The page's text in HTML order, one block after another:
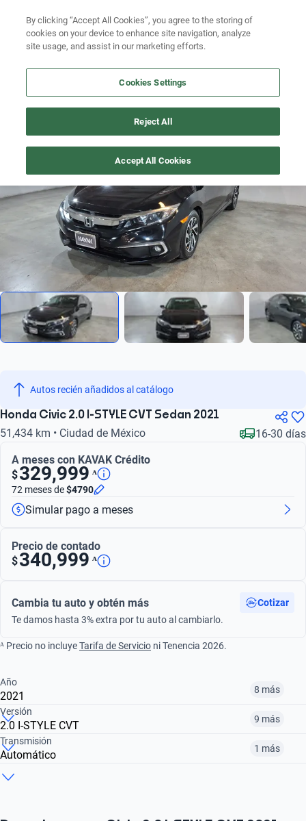
Ubicación
Busca por versión
Busca por versión
1/
Autos recién añadidos al catálogo
Honda Civic 2.0 I-STYLE CVT Sedan 2021
51,434 km • Ciudad de México 16-30 días
A meses con KAVAK Crédito
$329,999 ᴬ
72 mesesde$4790
Simular pago a meses
Precio de contado
$340,999 ᴬ
Cambia tu auto y obtén más
Cotizar
Te damos hasta 3% extra por tu auto al cambiarlo.
ᴬ Precio no incluyeTarifa de Servicio ni Tenencia 2026.
Año
2021 8 más
¿Comparar versiones? → Pregúntale a KOPI
Versión
2.0 I-STYLE CVT 9 más
¿Comparar versiones? → Pregúntale a KOPI
Transmisión
Automático 1 más
By clicking “Accept All Cookies”, you agree to the storing of
cookies on your device to enhance site navigation, analyze
site usage, and assist in our marketing efforts.
Cookies Settings
Reject All
Accept All Cookies